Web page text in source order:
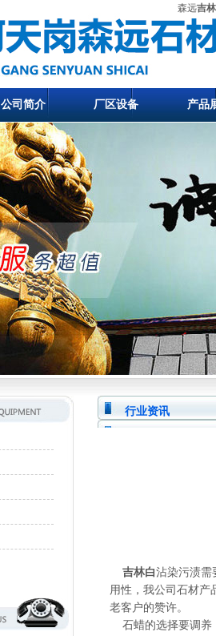
森远吉
公司简介 厂区设备 产品
行业资讯
吉林白沾染污渍需
用性，我公司石材产
老客户的赞许。
石蜡的选择要调养